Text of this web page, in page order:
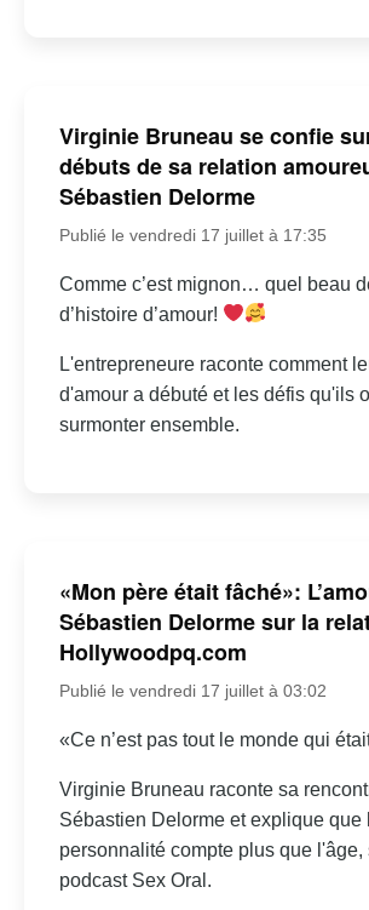
Virginie Bruneau se confie
débuts de sa relation
Sébastien Delorme
Publié le vendredi 17 juillet à 17:35
Comme c’est mignon… quel beau
d’histoire d’amour!
L'entrepreneure raconte comment
d'amour a débuté et les défis qu'ils
surmonter ensemble.
«Mon père était fâché»:
Sébastien Delorme sur la
Hollywoodpq.com
Publié le vendredi 17 juillet à 03:02
«Ce n’est pas tout le monde qui
Virginie Bruneau raconte sa
Sébastien Delorme et explique que
personnalité compte plus que l'âge,
podcast Sex Oral.